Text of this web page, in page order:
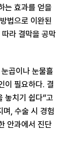
는 효과를 얻을
법으로 이완된
라 결막을 공막
곱이나 눈물흘
이 필요하다. 결
놓치기 쉽다”고
며, 수술 시 경험
안과에서 진단